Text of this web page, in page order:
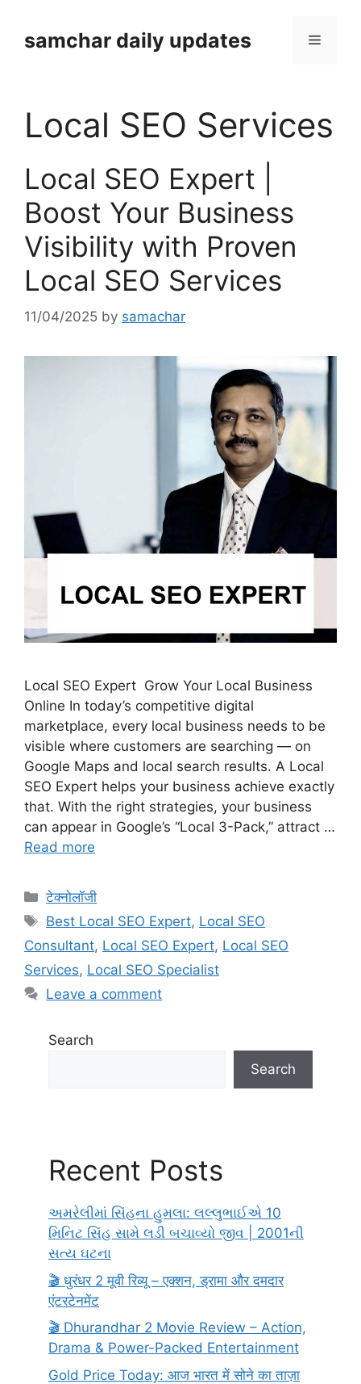
contentsamchar daily updates Menu
Local SEO Services
Local SEO Expert |
Boost Your Business
Visibility with Proven
Local SEO Services
11/04/2025 by samachar
Local SEO Expert Grow Your Local Business
Online In today’s competitive digital
marketplace, every local business needs to be
visible where customers are searching — on
Google Maps and local search results. A Local
SEO Expert helps your business achieve exactly
that. With the right strategies, your business
can appear in Google’s “Local 3-Pack,” attract …
Read more
Categories
टेक्नोलॉजी
Tags
Best Local SEO Expert, Local SEO
Consultant, Local SEO Expert, Local SEO
Services, Local SEO Specialist
Leave a comment
Search
Search
Recent Posts
અમરેલીમાં સિંહના હુમલા: લલ્લુભાઈએ 10
મિનિટ સિંહ સામે લડી બચાવ્યો જીવ | 2001ની
સત્ય ઘટના
🎬 धुरंधर 2 मूवी रिव्यू – एक्शन, ड्रामा और दमदार
एंटरटेनमेंट
🎬 Dhurandhar 2 Movie Review – Action,
Drama & Power-Packed Entertainment
Gold Price Today: आज भारत में सोने का ताज़ा